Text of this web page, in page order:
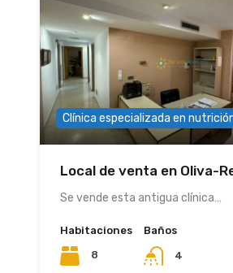
Clínica especializada en
Local de venta en Oliva-
Se vende esta antigua clínica…
Habitaciones
8
Baños
4